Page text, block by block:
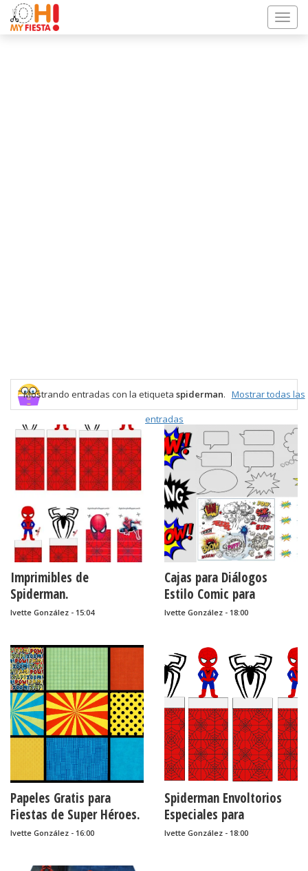
Mostrando entradas con la etiquetaspiderman. Mostrar todas las
entradas
Imprimibles de
Spiderman.
Ivette González - 15:04
Cajas para Diálogos
Estilo Comic para
Imprimir Gratis.
Ivette González - 18:00
Papeles Gratis para
Fiestas de Super Héroes.
Ivette González - 16:00
Spiderman Envoltorios
Especiales para
Golosinas, para Imprimir
Ivette González - 18:00